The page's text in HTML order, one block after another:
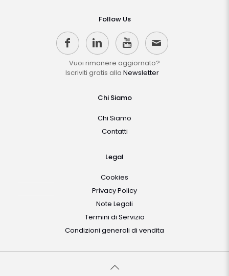
Follow Us
Vuoi rimanere aggiornato?
Iscriviti gratis alla Newsletter
Chi Siamo
Chi Siamo
Contatti
Legal
Cookies
Privacy Policy
Note Legali
Termini di Servizio
Condizioni generali di vendita